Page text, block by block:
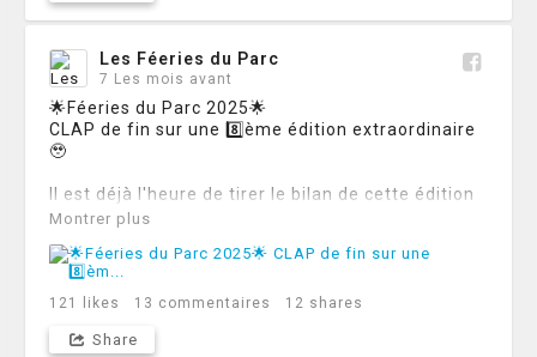
A l'année prochaine 🤩
Les Féeries du Parc
7 Les mois avant
🌟Féeries du Parc 2025🌟
CLAP de fin sur une 8️⃣ème édition extraordinaire
🥹
Il est déjà l'heure de tirer le bilan de cette édition
2025 :
l'Administration Communale qui a œuvré avec brio
à la mise en place de ces 15 jours de féerie à
Ciney 🙏
allées du parc Saint-Roch 🌳
Montrer plus
121 likes 13 commentaires 12 shares
Share